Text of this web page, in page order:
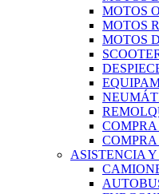
MOTOS
MOTOS R
MOTOS
ASISTENCIA